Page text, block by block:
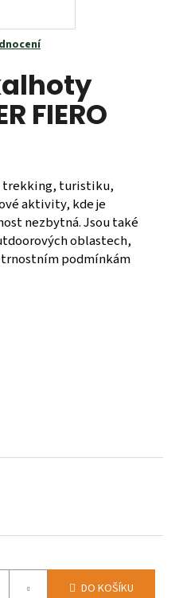
FIERO
trekking, turistiku,
aktivity, kde je
nezbytná. Jsou také
oblastech,
podmínkám
DO KOŠÍKU